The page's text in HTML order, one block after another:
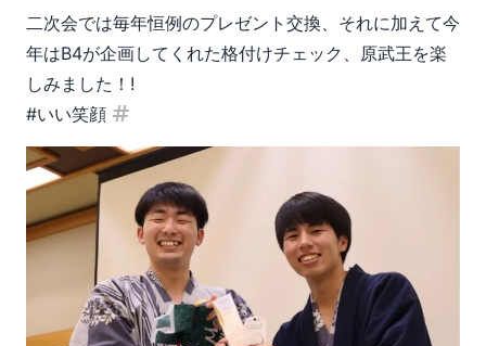
二次会では毎年恒例のプレゼント交換、それに加えて今
年はB4が企画してくれた格付けチェック、原武王を楽
しみました！!
#いい笑顔
見出し「#いい笑顔」